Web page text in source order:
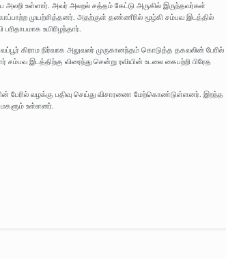
அலறி உள்ளார். அவர் அலறல் சத்தம் கேட்டு அருகில் இருந்தவர்கள்
காப்பாற்ற முயற்சித்தனர். அதற்குள் தண்ணீரில் மூழ்கி சம்பவ இடத்தில்
பரிதாபமாக உயிரிழந்தார்.
கிராம நிர்வாக அலுவலர் முருகானந்தம் கொடுத்த தகவலின் பேரில்
இடத்திற்கு விரைந்து சென்று ரவியின் உடலை கைபற்றி பிரேத
பேரில் வழக்கு பதிவு செய்து விசாரணை மேற்கொண்டுள்ளனர். இறந்த
மகளும் உள்ளனர்.